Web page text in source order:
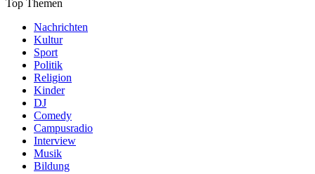
Top Themen
Nachrichten
Kultur
Sport
Politik
Religion
Kinder
DJ
Comedy
Campusradio
Interview
Musik
Bildung